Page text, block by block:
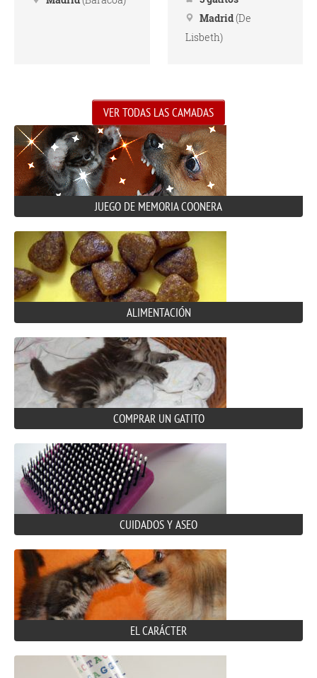
Madrid(De
Lisbeth)
VER TODAS LAS CAMADAS
JUEGO DE MEMORIA COONERA
ALIMENTACIÓN
COMPRAR UN GATITO
CUIDADOS Y ASEO
EL CARÁCTER